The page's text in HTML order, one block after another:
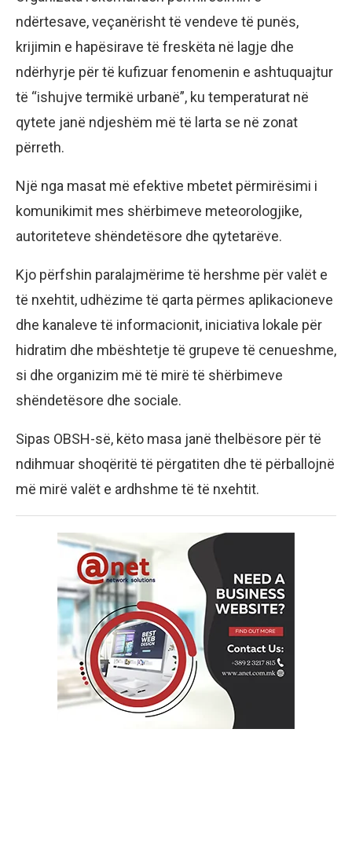
ndërtesave, veçanërisht të vendeve të punës,
krijimin e hapësirave të freskëta në lagje dhe
ndërhyrje për të kufizuar fenomenin e ashtuquajtur
të “ishujve termikë urbanë”, ku temperaturat në
qytete janë ndjeshëm më të larta se në zonat
përreth.
Një nga masat më efektive mbetet përmirësimi i
komunikimit mes shërbimeve meteorologjike,
autoriteteve shëndetësore dhe qytetarëve.
Kjo përfshin paralajmërime të hershme për valët e
të nxehtit, udhëzime të qarta përmes aplikacioneve
dhe kanaleve të informacionit, iniciativa lokale për
hidratim dhe mbështetje të grupeve të cenueshme,
si dhe organizim më të mirë të shërbimeve
shëndetësore dhe sociale.
Sipas OBSH-së, këto masa janë thelbësore për të
ndihmuar shoqëritë të përgatiten dhe të përballojnë
më mirë valët e ardhshme të të nxehtit.